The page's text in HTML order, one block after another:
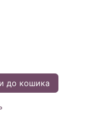
до кошика